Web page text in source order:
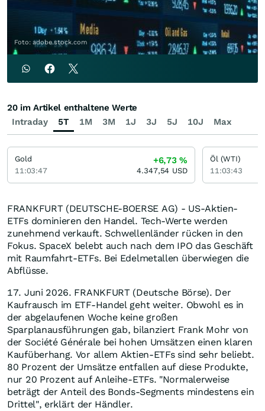
Foto: adobe.stock.com
FRANKFURT (DEUTSCHE-BOERSE AG) - US-Aktien-
ETFs dominieren den Handel. Tech-Werte werden
zunehmend verkauft. Schwellenländer rücken in den
Fokus. SpaceX belebt auch nach dem IPO das Geschäft
mit Raumfahrt-ETFs. Bei Edelmetallen überwiegen die
Abflüsse.
17. Juni 2026. FRANKFURT (Deutsche Börse). Der
Kaufrausch im ETF-Handel geht weiter. Obwohl es in
der abgelaufenen Woche keine großen
Sparplanausführungen gab, bilanziert Frank Mohr von
der Société Générale bei hohen Umsätzen einen klaren
Kaufüberhang. Vor allem Aktien-ETFs sind sehr beliebt.
80 Prozent der Umsätze entfallen auf diese Produkte,
nur 20 Prozent auf Anleihe-ETFs. "Normalerweise
beträgt der Anteil des Bonds-Segments mindestens ein
Drittel", erklärt der Händler.
Intraday 5T 1M 3M 1J 3J 5J 10J Max
20 im Artikel enthaltene Werte
Gold
11:03:47
+6,73%
4.347,54 USD
Öl (WTI)
11:03:43